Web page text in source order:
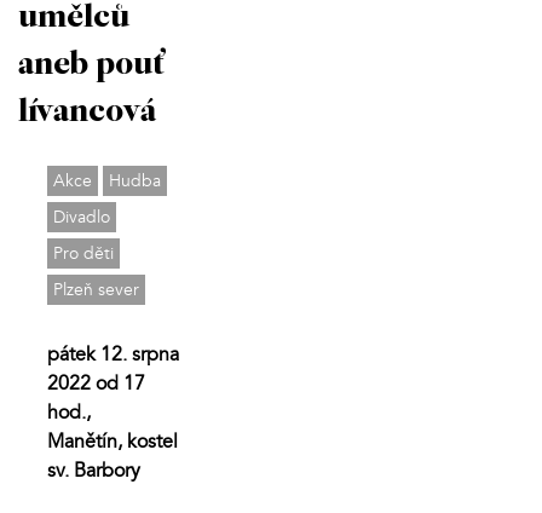
umělců
aneb pouť
lívancová
Akce
Hudba
Divadlo
Pro děti
Plzeň sever
pátek 12. srpna
2022 od 17
hod.,
Manětín, kostel
sv. Barbory